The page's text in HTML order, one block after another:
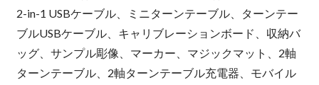
2-in-1 USBケーブル、ミニターンテーブル、ターンテー
ブルUSBケーブル、キャリブレーションボード、収納バ
ッグ、サンプル彫像、マーカー、マジックマット、2軸
ターンテーブル、2軸ターンテーブル充電器、モバイル